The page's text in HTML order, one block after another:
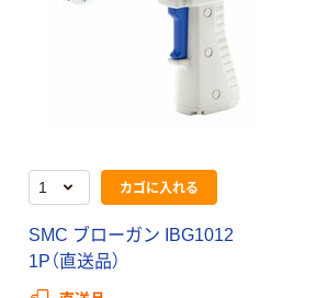
カゴに入れる
SMC ブローガン IBG1012
1P（直送品）